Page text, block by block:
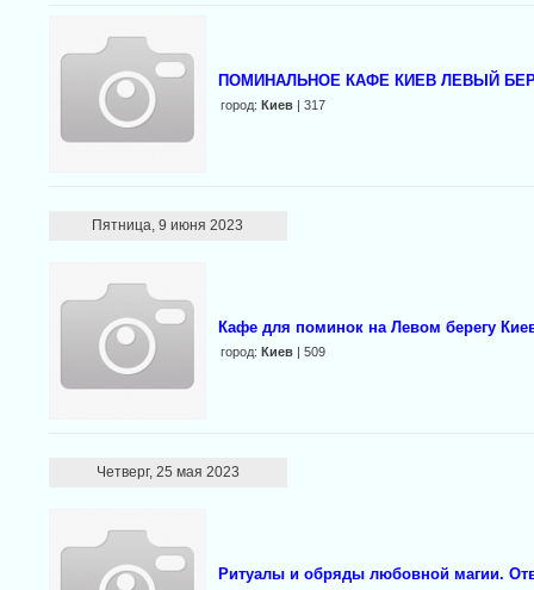
ПОМИНАЛЬНОЕ КАФЕ КИЕВ ЛЕВЫЙ
город: Киев| 317
Пятница, 9 июня 2023
Кафе для поминок на Левом берегу
город: Киев| 509
Четверг, 25 мая 2023
Ритуалы и обряды любовной магии.